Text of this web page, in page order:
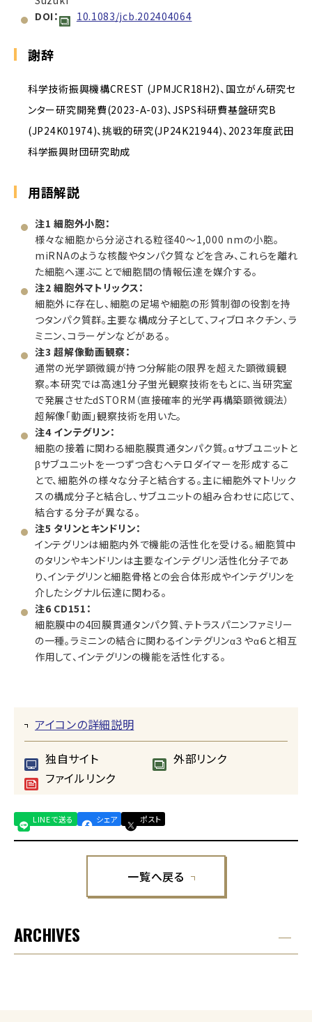
DOI：
10.1083/jcb.202404064
謝辞
科学技術振興機構CREST (JPMJCR18H2)、国立がん研究セ
ンター研究開発費(2023-A-03)、JSPS科研費基盤研究B
(JP24K01974)、挑戦的研究(JP24K21944)、2023年度武田
科学振興財団研究助成
用語解説
注1 細胞外小胞：
様々な細胞から分泌される粒径40～1,000 nmの小胞。
miRNAのような核酸やタンパク質などを含み、これらを離れ
た細胞へ運ぶことで細胞間の情報伝達を媒介する。
注2 細胞外マトリックス：
細胞外に存在し、細胞の足場や細胞の形質制御の役割を持
つタンパク質群。主要な構成分子として、フィブロネクチン、ラ
ミニン、コラーゲンなどがある。
注3 超解像動画観察：
通常の光学顕微鏡が持つ分解能の限界を超えた顕微鏡観
察。本研究では高速1分子蛍光観察技術をもとに、当研究室
で発展させたdSTORM（直接確率的光学再構築顕微鏡法）
超解像「動画」観察技術を用いた。
注4 インテグリン：
細胞の接着に関わる細胞膜貫通タンパク質。αサブユニットと
βサブユニットを一つずつ含むヘテロダイマーを形成するこ
とで、細胞外の様々な分子と結合する。主に細胞外マトリック
スの構成分子と結合し、サブユニットの組み合わせに応じて、
結合する分子が異なる。
注5 タリンとキンドリン：
インテグリンは細胞内外で機能の活性化を受ける。細胞質中
のタリンやキンドリンは主要なインテグリン活性化分子であ
り、インテグリンと細胞骨格との会合体形成やインテグリンを
介したシグナル伝達に関わる。
注6 CD151：
細胞膜中の4回膜貫通タンパク質、テトラスパニンファミリー
の一種。ラミニンの結合に関わるインテグリンα３やα６と相互
作用して、インテグリンの機能を活性化する。
アイコンの詳細説明
独自サイト
外部リンク
ファイルリンク
LINEで送る シェア ポスト
一覧へ戻る
ARCHIVES